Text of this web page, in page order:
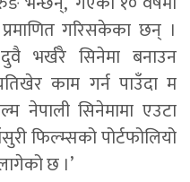
गरिसकेका छन् ।
भर्खरै सिनेमा बनाउन
काम गर्न पाउँदा म
नेपाली सिनेमामा एउटा
फिल्म्सको पोर्टफोलियो
छ ।’